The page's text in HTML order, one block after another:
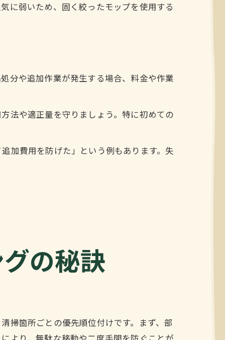
に弱いため、固く絞ったモップを使用する
分や追加作業が発生する場合、料金や作業
法や適正量を守りましょう。特に初めての
加費用を防げた」という例もあります。失
の秘訣
掃箇所ごとの優先順位付けです。まず、部